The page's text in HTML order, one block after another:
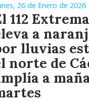
26 de Enero de 2026
112
a
lluvias
norte de
a